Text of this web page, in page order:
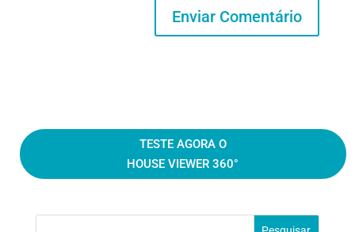
TESTE AGORA O
HOUSE VIEWER 360°